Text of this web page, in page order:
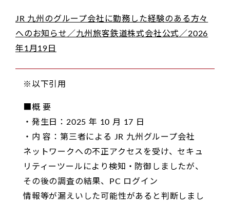
JR 九州のグループ会社に勤務した経験のある方々
へのお知らせ／九州旅客鉄道株式会社公式／2026
年1月19日
※以下引用
■概 要
・発生日：2025 年 10 月 17 日
・内 容：第三者による JR 九州グループ会社
ネットワークへの不正アクセスを受け、セキュ
リティーツールにより検知・防御しましたが、
その後の調査の結果、PC ログイン
情報等が漏えいした可能性があると判断しまし